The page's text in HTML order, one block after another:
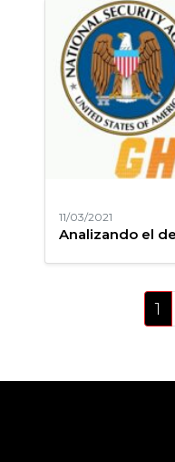
11/03/2021
Analizando el
1